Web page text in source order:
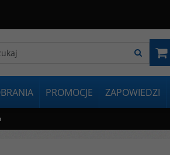
PROMOCJE ZAPOWIEDZI